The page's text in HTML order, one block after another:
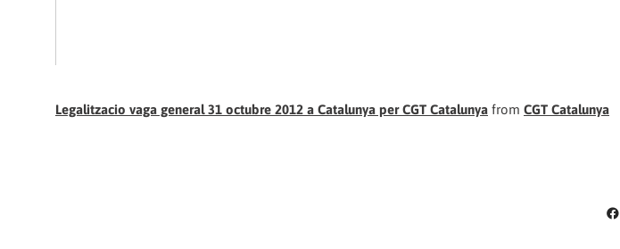
Legalitzacio vaga general 31 octubre 2012 a Catalunya per CGT Catalunya from CGT Catalunya